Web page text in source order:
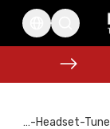
Jbl-Bluetooth-Headset-Tune520-Blue--bmg